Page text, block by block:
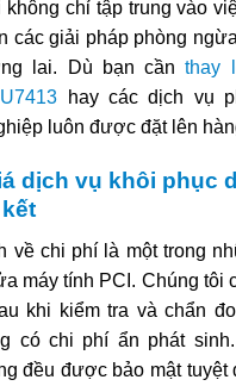
không chỉ tập trung vào
các giải pháp phòng
lai. Dù bạn cầnthay
hay các dịch vụ
luôn được đặt lên
dịch vụ khôi phục
về chi phí là một trong
máy tính PCI. Chúng tôi
khi kiểm tra và chẩn
có chi phí ẩn phát
đều được bảo mật tuyệt